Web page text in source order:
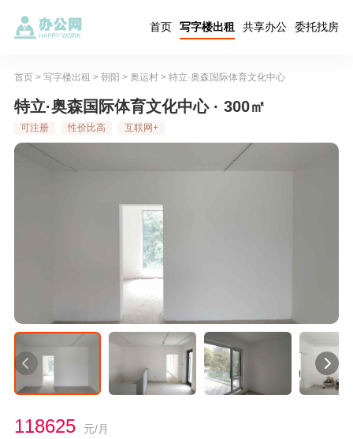
首页 写字楼出租 共享办公 委托找房
首页> 写字楼出租 > 朝阳 > 奥运村> 特立·奥森国际体育文化中心
特立·奥森国际体育文化中心 · 300㎡
可注册 性价比高 互联网+
118625 元/月